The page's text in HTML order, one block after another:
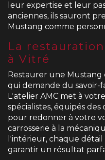
leur expertise et leur
anciennes, ils sauront
Mustang comme
La
à Vitré
Restaurer une
qui demande du savoir-
L'atelier AMC met à
spécialistes, équipés
pour redonner à votre
carrosserie à la
l'intérieur, chaque
garantir un résultat